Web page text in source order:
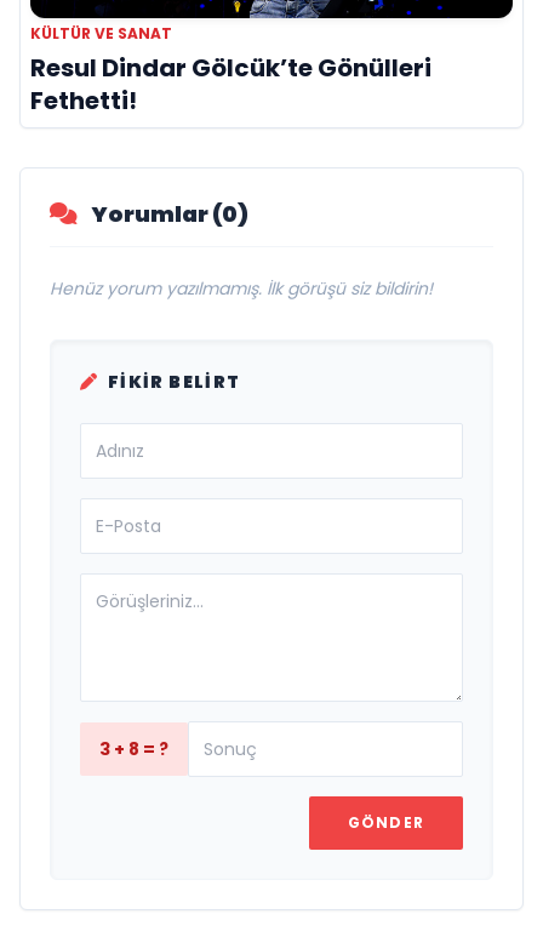
KÜLTÜR VE SANAT
Resul Dindar Gölcük’te Gönülleri
Fethetti!
Yorumlar (0)
Henüz yorum yazılmamış. İlk görüşü siz bildirin!
FIKIR BELIRT
3 + 8 = ?
GÖNDER